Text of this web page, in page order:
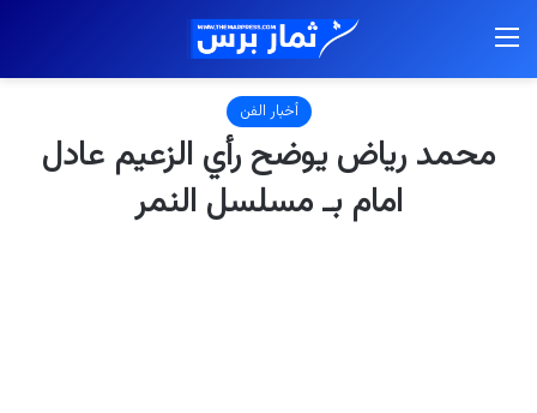
أخبار الفن
محمد رياض يوضح رأي الزعيم عادل
امام بـ مسلسل النمر